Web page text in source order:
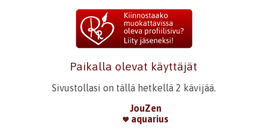
Paikalla olevat käyttäjät
Sivustollasi on tällä hetkellä 2 kävijää.
JouZen
aquarius